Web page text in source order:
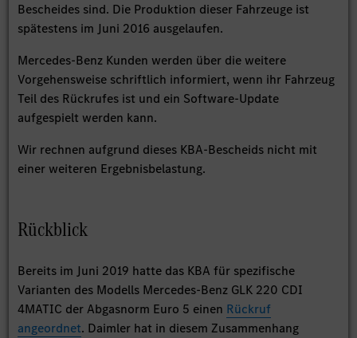
Bescheides sind. Die Produktion dieser Fahrzeuge ist
spätestens im Juni 2016 ausgelaufen.
Mercedes-Benz Kunden werden über die weitere
Vorgehensweise schriftlich informiert, wenn ihr Fahrzeug
Teil des Rückrufes ist und ein Software-Update
aufgespielt werden kann.
Wir rechnen aufgrund dieses KBA-Bescheids nicht mit
einer weiteren Ergebnisbelastung.
Rückblick
Bereits im Juni 2019 hatte das KBA für spezifische
Varianten des Modells Mercedes-Benz GLK 220 CDI
4MATIC der Abgasnorm Euro 5 einen Rückruf
angeordnet. Daimler hat in diesem Zusammenhang